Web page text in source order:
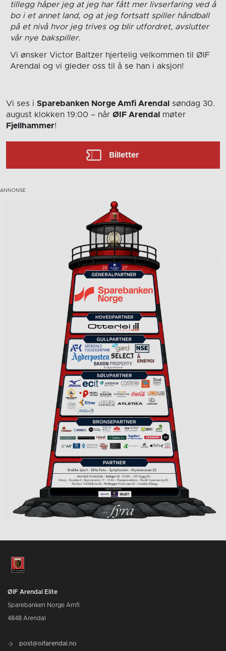
tillegg håper jeg at jeg har fått mer livserfaring ved å
bo i et annet land, og at jeg fortsatt spiller håndball
på et nivå hvor jeg trives og blir utfordret, avslutter
vår nye bakspiller.
Vi ønsker Victor Baltzer hjertelig velkommen til ØIF
Arendal og vi gleder oss til å se han i aksjon!
Vi ses i Sparebanken Norge Amfi Arendal
søndag 30.
august klokken 19:00 – når ØIF Arendal
møter
Fjellhammer!
Billetter
ØIF Arendal Elite
Sparebanken Norge Amfi
4848 Arendal
post@oifarendal.no